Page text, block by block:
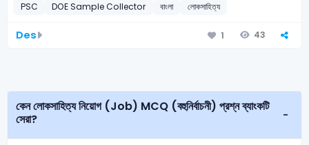
PSC DOE Sample Collector বাংলা লোকসাহিত্য
Des 1 43
কেন লোকসাহিত্য নিয়োগ (Job) MCQ (বহুনির্বাচনী) প্রশ্ন ব্যাংকটি
সেরা?